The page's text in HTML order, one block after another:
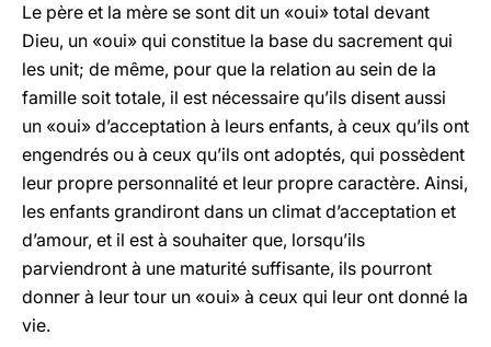
Le père et la mère se sont dit un «oui» total devant
Dieu, un «oui» qui constitue la base du sacrement qui
les unit; de même, pour que la relation au sein de la
famille soit totale, il est nécessaire qu’ils disent aussi
un «oui» d’acceptation à leurs enfants, à ceux qu’ils ont
engendrés ou à ceux qu’ils ont adoptés, qui possèdent
leur propre personnalité et leur propre caractère. Ainsi,
les enfants grandiront dans un climat d’acceptation et
d’amour, et il est à souhaiter que, lorsqu’ils
parviendront à une maturité suffisante, ils pourront
donner à leur tour un «oui» à ceux qui leur ont donné la
vie.